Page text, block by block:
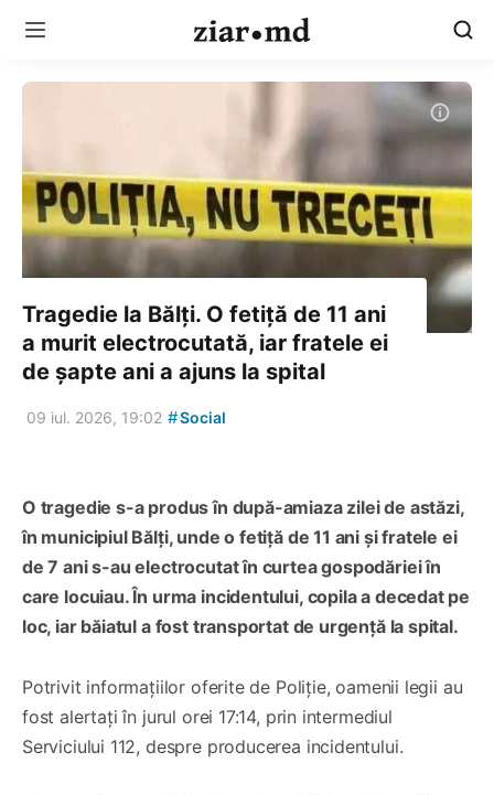
Tragedie la Bălți. O fetiță de 11 ani
a murit electrocutată, iar fratele ei
de șapte ani a ajuns la spital
09 iul. 2026, 19:02 #Social
O tragedie s-a produs în după-amiaza zilei de astăzi,
în municipiul Bălți, unde o fetiță de 11 ani și fratele ei
de 7 ani s-au electrocutat în curtea gospodăriei în
care locuiau. În urma incidentului, copila a decedat pe
loc, iar băiatul a fost transportat de urgență la spital.
Potrivit informațiilor oferite de Poliție, oamenii legii au
fost alertați în jurul orei 17:14, prin intermediul
Serviciului 112, despre producerea incidentului.